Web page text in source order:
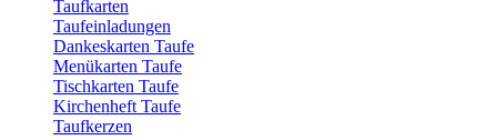
Taufkarten
Taufeinladungen
Dankeskarten Taufe
Menükarten Taufe
Tischkarten Taufe
Kirchenheft Taufe
Taufkerzen